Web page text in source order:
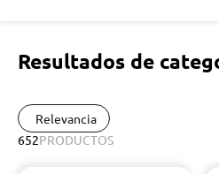
Resultados de
Relevancia
652PRODUCTOS